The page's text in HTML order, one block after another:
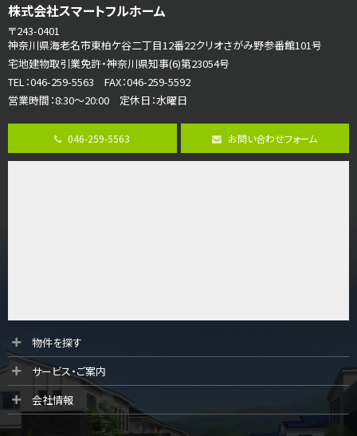
ご家族が集まるLDKは１７．５帖とゆとりある広さ…
第8位
長後駅
バ11分・歩6分
全棟ＬＤＫは16帖の4ＬＤＫ！食器洗い乾燥機や浴…
海老名駅
リビングダイニング部分の床暖房完備 車並列2台駐…
株式会社スマートフルホーム
〒243-0401
神奈川県海老名市東柏ケ谷二丁目12番22クリオさがみ野参番館101号
宅地建物取引業免許・神奈川県知事(6)第23054号
TEL：046-259-5563 FAX：046-259-5592
営業時間：8:30～20:00 定休日：水曜日
046-259-5563 お問い合わせフォーム
物件を探す
サービス・ご案内
会社情報